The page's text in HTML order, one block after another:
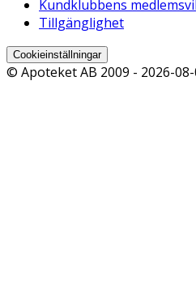
Kundklubbens
Tillgänglighet
Cookieinställningar
© Apoteket AB 2009 - 2026-